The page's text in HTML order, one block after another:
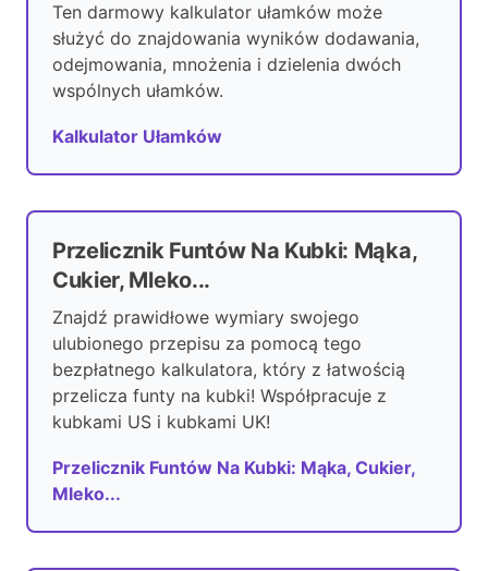
Ten darmowy kalkulator ułamków może
służyć do znajdowania wyników dodawania,
odejmowania, mnożenia i dzielenia dwóch
wspólnych ułamków.
Kalkulator Ułamków
Przelicznik Funtów Na Kubki: Mąka,
Cukier, Mleko...
Znajdź prawidłowe wymiary swojego
ulubionego przepisu za pomocą tego
bezpłatnego kalkulatora, który z łatwością
przelicza funty na kubki! Współpracuje z
kubkami US i kubkami UK!
Przelicznik Funtów Na Kubki: Mąka, Cukier,
Mleko...